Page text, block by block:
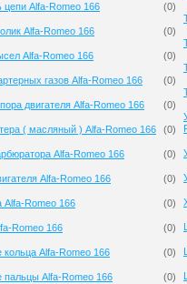
цепи Alfa-Romeo 166 (0)
Alfa-Romeo 166 (0)
Alfa-Romeo 166 (0)
газов Alfa-Romeo 166 (0)
двигателя Alfa-Romeo 166 (0)
( масляный ) Alfa-Romeo 166 (0)
Alfa-Romeo 166 (0)
Alfa-Romeo 166 (0)
Alfa-Romeo 166 (0)
Romeo 166 (0)
Alfa-Romeo 166 (0)
Alfa-Romeo 166 (0)